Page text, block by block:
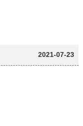
2021-07-23